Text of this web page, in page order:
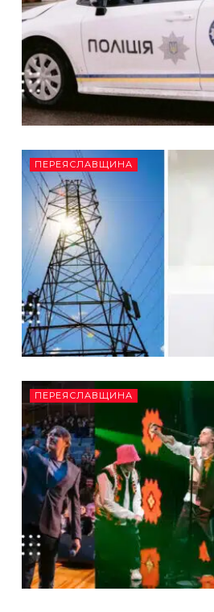
ПЕРЕЯСЛАВЩИНА
ПЕРЕЯСЛАВЩИНА